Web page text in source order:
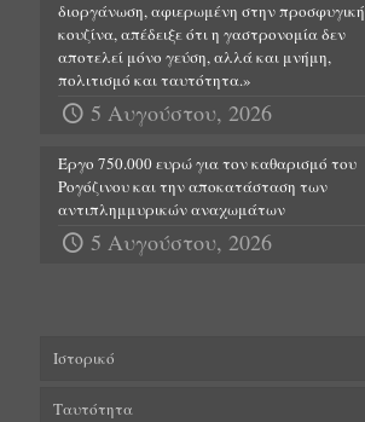
διοργάνωση, αφιερωμένη στην προσφυγική
κουζίνα, απέδειξε ότι η γαστρονομία δεν
αποτελεί μόνο γεύση, αλλά και μνήμη,
πολιτισμό και ταυτότητα.»
5 Αυγούστου, 2026
Έργο 750.000 ευρώ για τον καθαρισμό του
Ρογόζινου και την αποκατάσταση των
αντιπλημμυρικών αναχωμάτων
5 Αυγούστου, 2026
Ιστορικό
Ταυτότητα